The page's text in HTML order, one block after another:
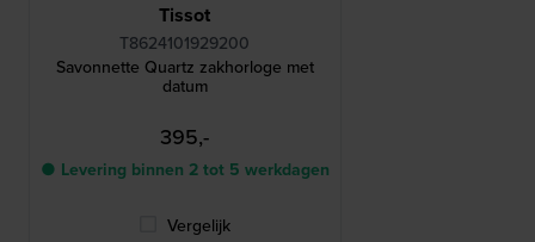
Tissot
T8624101929200
Savonnette Quartz zakhorloge met
datum
395,-
● Levering binnen 2 tot 5 werkdagen
Vergelijk